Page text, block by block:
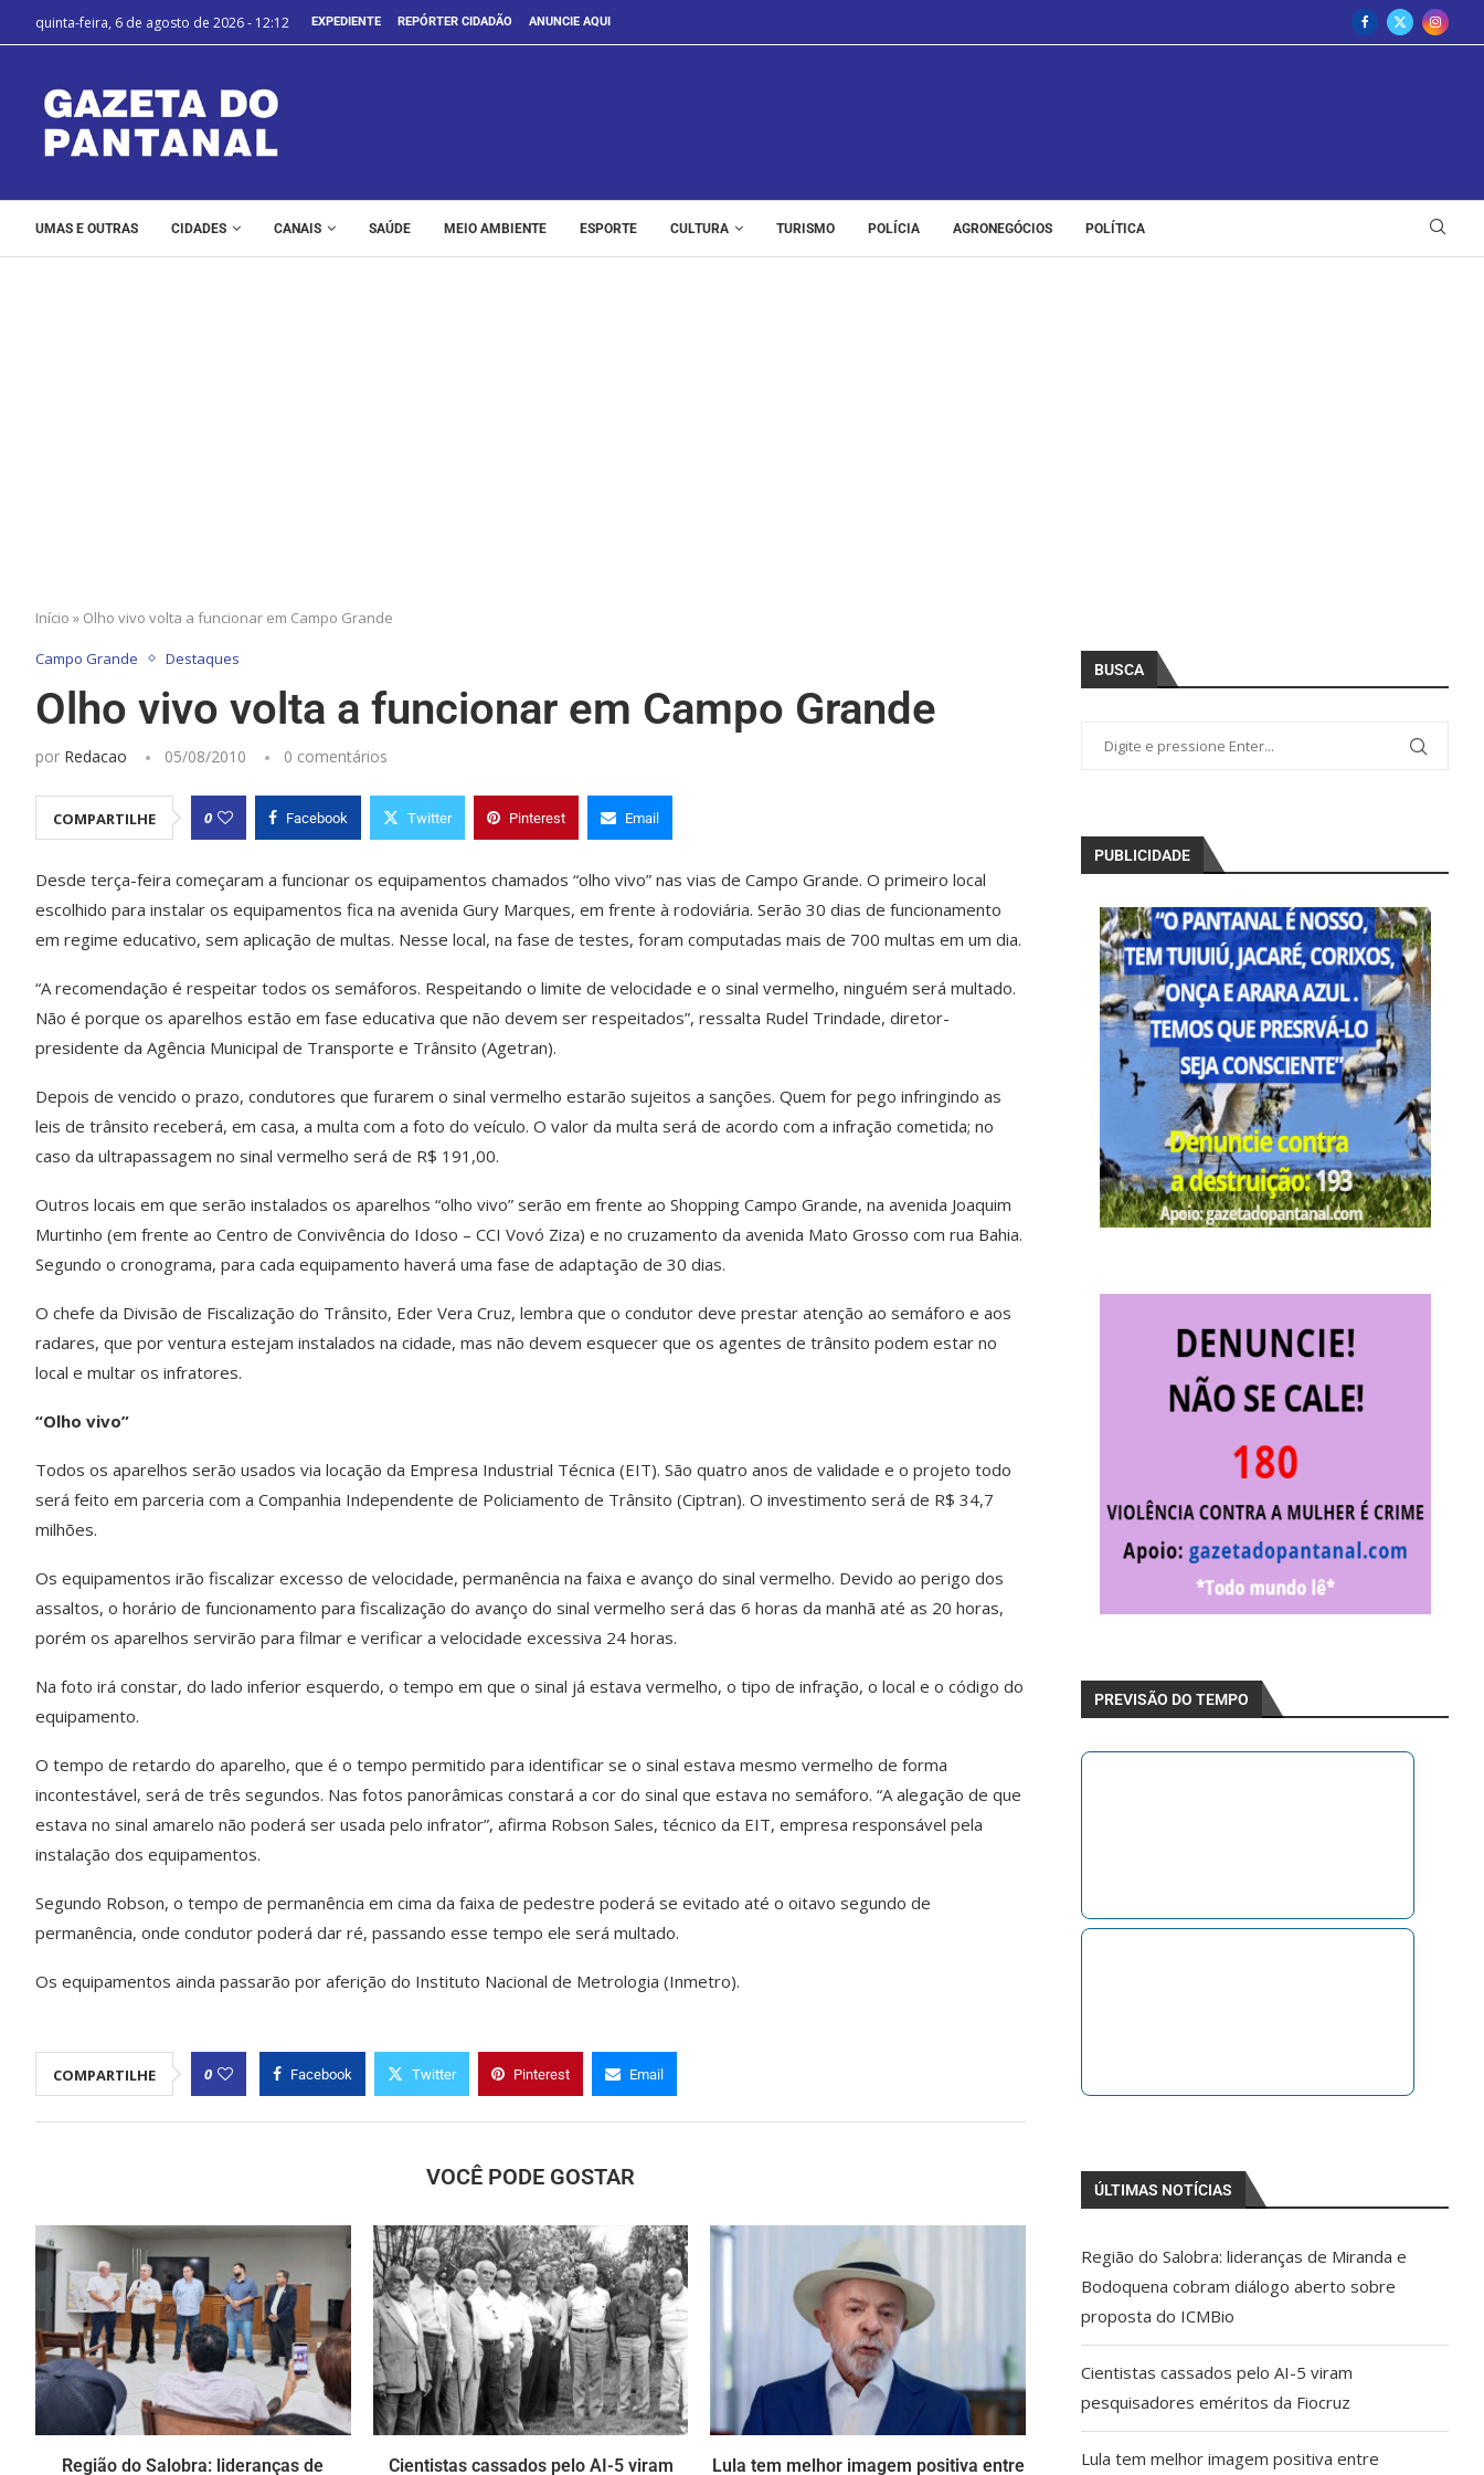
quinta-feira, 6 de agosto de 2026 - 12:12 EXPEDIENTE REPÓRTER CIDADÃO ANUNCIE AQUI
UMAS E OUTRAS CIDADES CANAIS SAÚDE MEIO AMBIENTE ESPORTE CULTURA TURISMO POLÍCIA AGRONEGÓCIOS POLÍTICA
Início » Olho vivo volta a funcionar em Campo Grande
Campo Grande Destaques
Olho vivo volta a funcionar em Campo Grande
por Redacao 05/08/2010 0 comentários
COMPARTILHE 0 Facebook Twitter Pinterest Email
Desde terça-feira começaram a funcionar os equipamentos chamados “olho vivo” nas vias de Campo Grande. O primeiro local
escolhido para instalar os equipamentos fica na avenida Gury Marques, em frente à rodoviária. Serão 30 dias de funcionamento
em regime educativo, sem aplicação de multas. Nesse local, na fase de testes, foram computadas mais de 700 multas em um dia.
“A recomendação é respeitar todos os semáforos. Respeitando o limite de velocidade e o sinal vermelho, ninguém será multado.
Não é porque os aparelhos estão em fase educativa que não devem ser respeitados”, ressalta Rudel Trindade, diretor-
presidente da Agência Municipal de Transporte e Trânsito (Agetran).
Depois de vencido o prazo, condutores que furarem o sinal vermelho estarão sujeitos a sanções. Quem for pego infringindo as
leis de trânsito receberá, em casa, a multa com a foto do veículo. O valor da multa será de acordo com a infração cometida; no
caso da ultrapassagem no sinal vermelho será de R$ 191,00.
Outros locais em que serão instalados os aparelhos “olho vivo” serão em frente ao Shopping Campo Grande, na avenida Joaquim
Murtinho (em frente ao Centro de Convivência do Idoso – CCI Vovó Ziza) e no cruzamento da avenida Mato Grosso com rua Bahia.
Segundo o cronograma, para cada equipamento haverá uma fase de adaptação de 30 dias.
O chefe da Divisão de Fiscalização do Trânsito, Eder Vera Cruz, lembra que o condutor deve prestar atenção ao semáforo e aos
radares, que por ventura estejam instalados na cidade, mas não devem esquecer que os agentes de trânsito podem estar no
local e multar os infratores.
“Olho vivo”
Todos os aparelhos serão usados via locação da Empresa Industrial Técnica (EIT). São quatro anos de validade e o projeto todo
será feito em parceria com a Companhia Independente de Policiamento de Trânsito (Ciptran). O investimento será de R$ 34,7
milhões.
Os equipamentos irão fiscalizar excesso de velocidade, permanência na faixa e avanço do sinal vermelho. Devido ao perigo dos
assaltos, o horário de funcionamento para fiscalização do avanço do sinal vermelho será das 6 horas da manhã até as 20 horas,
porém os aparelhos servirão para filmar e verificar a velocidade excessiva 24 horas.
Na foto irá constar, do lado inferior esquerdo, o tempo em que o sinal já estava vermelho, o tipo de infração, o local e o código do
equipamento.
O tempo de retardo do aparelho, que é o tempo permitido para identificar se o sinal estava mesmo vermelho de forma
incontestável, será de três segundos. Nas fotos panorâmicas constará a cor do sinal que estava no semáforo. “A alegação de que
estava no sinal amarelo não poderá ser usada pelo infrator”, afirma Robson Sales, técnico da EIT, empresa responsável pela
instalação dos equipamentos.
Segundo Robson, o tempo de permanência em cima da faixa de pedestre poderá se evitado até o oitavo segundo de
permanência, onde condutor poderá dar ré, passando esse tempo ele será multado.
Os equipamentos ainda passarão por aferição do Instituto Nacional de Metrologia (Inmetro).
COMPARTILHE 0 Facebook Twitter Pinterest Email
VOCÊ PODE GOSTAR
Região do Salobra: lideranças de Cientistas cassados pelo AI-5 viram Lula tem melhor imagem positiva entre
BUSCA
PUBLICIDADE
PREVISÃO DO TEMPO
ÚLTIMAS NOTÍCIAS
Região do Salobra: lideranças de Miranda e
Bodoquena cobram diálogo aberto sobre
proposta do ICMBio
Cientistas cassados pelo AI-5 viram
pesquisadores eméritos da Fiocruz
Lula tem melhor imagem positiva entre